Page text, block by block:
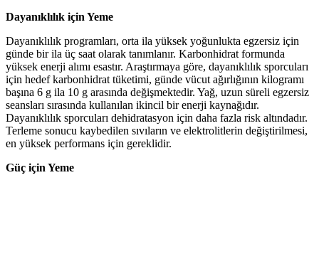
Dayanıklılık için Yeme
Dayanıklılık programları, orta ila yüksek yoğunlukta egzersiz için
günde bir ila üç saat olarak tanımlanır. Karbonhidrat formunda
yüksek enerji alımı esastır. Araştırmaya göre, dayanıklılık sporcuları
için hedef karbonhidrat tüketimi, günde vücut ağırlığının kilogramı
başına 6 g ila 10 g arasında değişmektedir. Yağ, uzun süreli egzersiz
seansları sırasında kullanılan ikincil bir enerji kaynağıdır.
Dayanıklılık sporcuları dehidratasyon için daha fazla risk altındadır.
Terleme sonucu kaybedilen sıvıların ve elektrolitlerin değiştirilmesi,
en yüksek performans için gereklidir.
Güç için Yeme